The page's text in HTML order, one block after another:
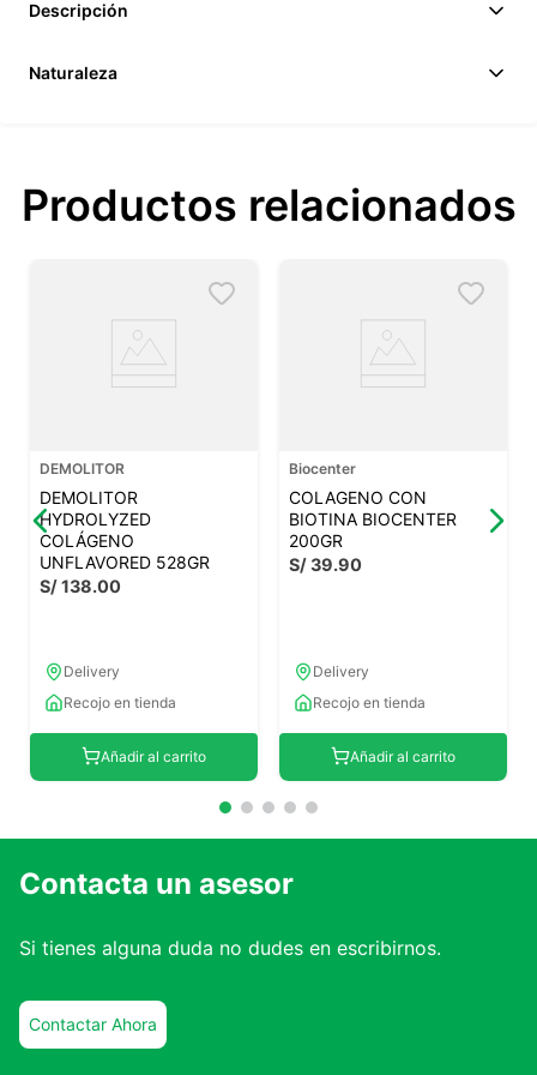
Descripción
Naturaleza
Productos relacionados
DEMOLITOR
DEMOLITOR
HYDROLYZED
COLÁGENO
UNFLAVORED 528GR
S/138.00
Delivery
Recojo en tienda
Añadir al carrito
Biocenter
COLAGENO CON
BIOTINA BIOCENTER
200GR
S/39.90
Delivery
Recojo en tienda
Añadir al carrito
Contacta un asesor
Si tienes alguna duda no dudes en escribirnos.
Contactar Ahora